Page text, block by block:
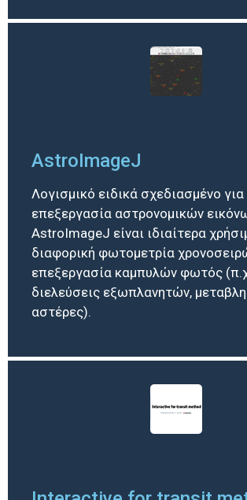
AstroImageJ
Λογισμικό ειδικά σχεδιασμένο για
επεξεργασία αστρονομικών
AstroImageJ είναι ιδιαίτερα
διαφορική φωτομετρία
επεξεργασία καμπυλών φωτός
διελεύσεις εξωπλανητών,
αστέρες).